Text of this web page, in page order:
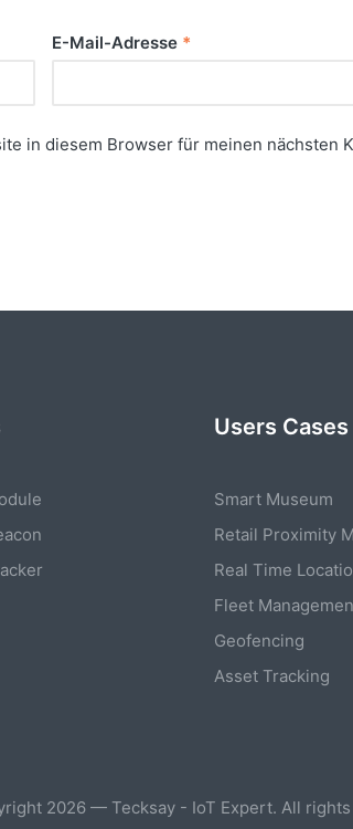
E-Mail-Adresse *
in diesem Browser für meinen nächsten
Users Cases
Smart Museum
Retail Proximity
Real Time
Fleet
Geofencing
Asset Tracking
2026 — Tecksay - IoT Expert. All